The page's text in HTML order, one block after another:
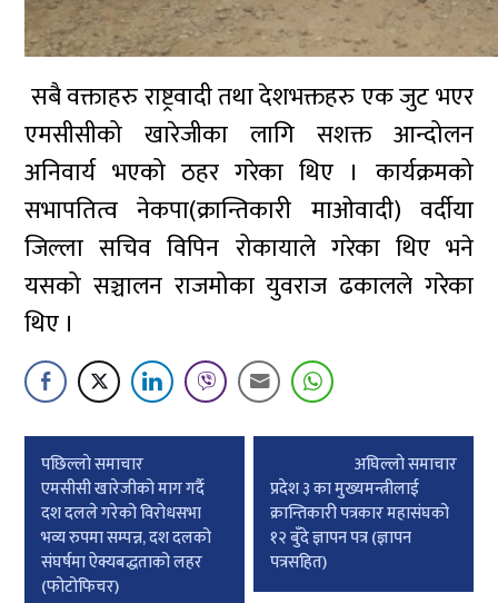
सबै वक्ताहरु राष्ट्रवादी तथा देशभक्तहरु एक जुट भएर
एमसीसीको खारेजीका लागि सशक्त आन्दोलन
अनिवार्य भएको ठहर गरेका थिए । कार्यक्रमको
सभापतित्व नेकपा(क्रान्तिकारी माओवादी) वर्दीया
जिल्ला सचिव विपिन रोकायाले गरेका थिए भने
यसको सञ्चालन राजमोका युवराज ढकालले गरेका
थिए ।
Post
navigation
पछिल्लाे समाचार
एमसीसी खारेजीको माग गर्दै
दश दलले गरेको विरोधसभा
भव्य रुपमा सम्पन्न, दश दलको
संघर्षमा ऐक्यबद्धताको लहर
(फोटोफिचर)
अघिल्लाे समाचार
प्रदेश ३ का मुख्यमन्त्रीलाई
क्रान्तिकारी पत्रकार महासंघको
१२ बुँदे ज्ञापन पत्र (ज्ञापन
पत्रसहित)